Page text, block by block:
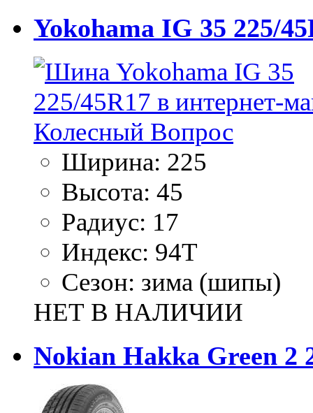
Yokohama IG 35 225/
Ширина: 225
Высота: 45
Радиус: 17
Индекс: 94T
Сезон: зима (шипы)
НЕТ В НАЛИЧИИ
Nokian Hakka Green 2